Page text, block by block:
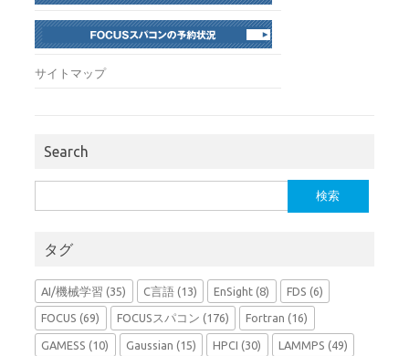
サイトマップ
Search
索:
タグ
AI/機械学習 (35) C言語(13) EnSight (8) FDS (6)
FOCUS (69) FOCUSスパコン (176) Fortran (16)
GAMESS (10) Gaussian (15) HPCI (30) LAMMPS (49)